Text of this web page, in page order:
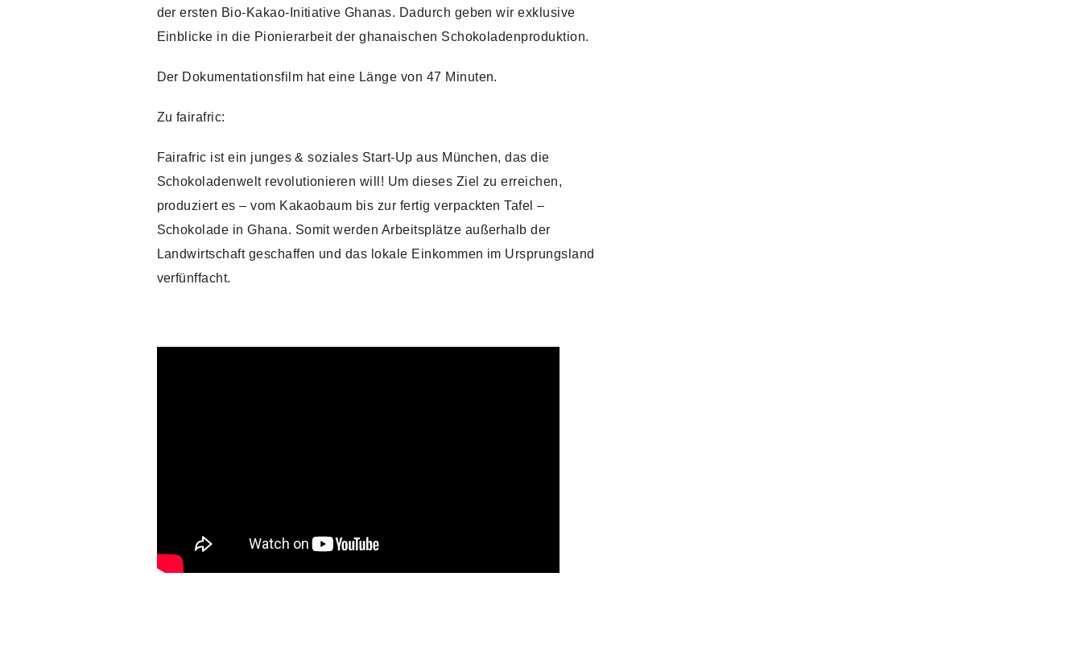
der ersten Bio-Kakao-Initiative Ghanas. Dadurch geben wir exklusive
Einblicke in die Pionierarbeit der ghanaischen Schokoladenproduktion.
Der Dokumentationsfilm hat eine Länge von 47 Minuten.
Zu fairafric:
Fairafric ist ein junges & soziales Start-Up aus München, das die
Schokoladenwelt revolutionieren will! Um dieses Ziel zu erreichen,
produziert es – vom Kakaobaum bis zur fertig verpackten Tafel –
Schokolade in Ghana. Somit werden Arbeitsplätze außerhalb der
Landwirtschaft geschaffen und das lokale Einkommen im Ursprungsland
verfünffacht.